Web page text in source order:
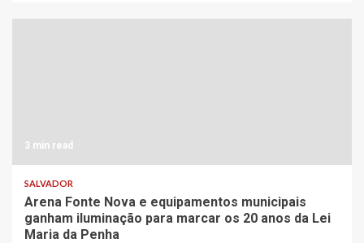
3 min read
SALVADOR
Arena Fonte Nova e equipamentos municipais
ganham iluminação para marcar os 20 anos da Lei
Maria da Penha